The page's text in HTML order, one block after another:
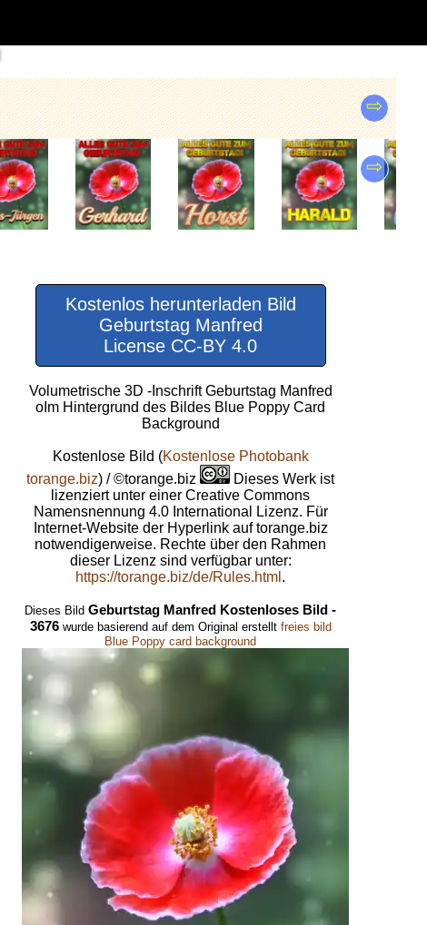
⇨
⇨
Kostenlos herunterladen Bild
Geburtstag Manfred
License CC-BY 4.0
Volumetrische 3D -Inschrift Geburtstag Manfred
oIm Hintergrund des Bildes Blue Poppy Card
Background
Kostenlose Bild (Kostenlose Photobank
torange.biz) / ©torange.biz
Dieses Werk ist
lizenziert unter einer Creative Commons
Namensnennung 4.0 International Lizenz. Für
Internet-Website der Hyperlink auf torange.biz
notwendigerweise. Rechte über den Rahmen
dieser Lizenz sind verfügbar unter:
https://torange.biz/de/Rules.html .
Dieses BildGeburtstag Manfred Kostenloses Bild -
3676wurde basierend auf dem Original erstellt freies bild
Blue Poppy card background